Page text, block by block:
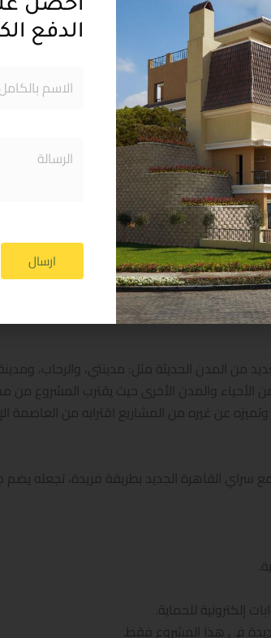
موقع
تم
المناطق
كما
طرق
من المدن الحديثة مثل: مدينتي، والرحاب،
والمدن الأخرى حيث يقترب المشروع من
عن غيره من المشاريع اقترابه من العاصمة
القاهرة الجديد بطريقة فريدة، تجعله يضم
إلكترونية للحماية.
الدفع
ارسال